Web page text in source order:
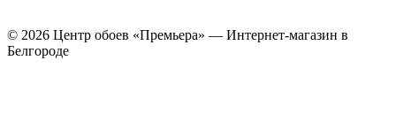
© 2026 Центр обоев «Премьера» — Интернет-магазин в
Белгороде